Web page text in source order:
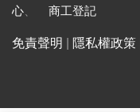
心
商工登記
免責聲明 隱私權政策